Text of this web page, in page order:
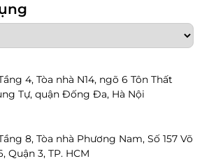
4, Tòa nhà N14, ngõ 6 Tôn Thất
Tự, quận Đống Đa, Hà Nội
8, Tòa nhà Phương Nam, Số 157 Võ
Quận 3, TP. HCM